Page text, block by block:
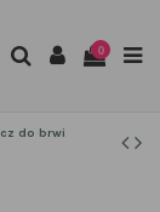
0
do brwi